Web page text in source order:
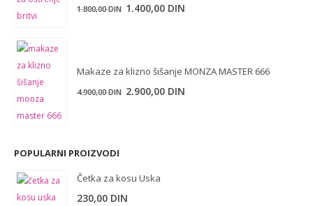
1.800,00DIN Originalna
1.800,00 DIN.
1.400,00 DIN
Makaze za klizno šišanje MONZA MASTER 666
4.900,00DIN Originalna
2.900,00 DIN
POPULARNI PROIZVODI
Četka za kosu Uska
230,00 DIN